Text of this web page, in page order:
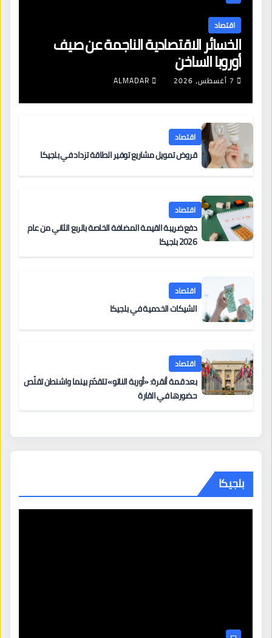
اقتصاد
الخسائر الاقتصادية الناجمة عن صيف
أوروبا الساخن
7 أغسطس، 2026 ALMADAR
اقتصاد
قروض تمويل مشاريع توفير الطاقة تزداد في بلجيكا
اقتصاد
دفع ضريبة القيمة المضافة الخاصة بالربع الثاني من عام
2026 بلجيكا
اقتصاد
الشيكات الخدمية في بلجيكا
اقتصاد
بعد قمة أنقرة: «أوربة الناتو» تتقدّم بينما واشنطن تقلّص
حضورها في القارة
بلجيكا